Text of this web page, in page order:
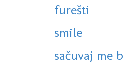
furešti
smile
sačuvaj me